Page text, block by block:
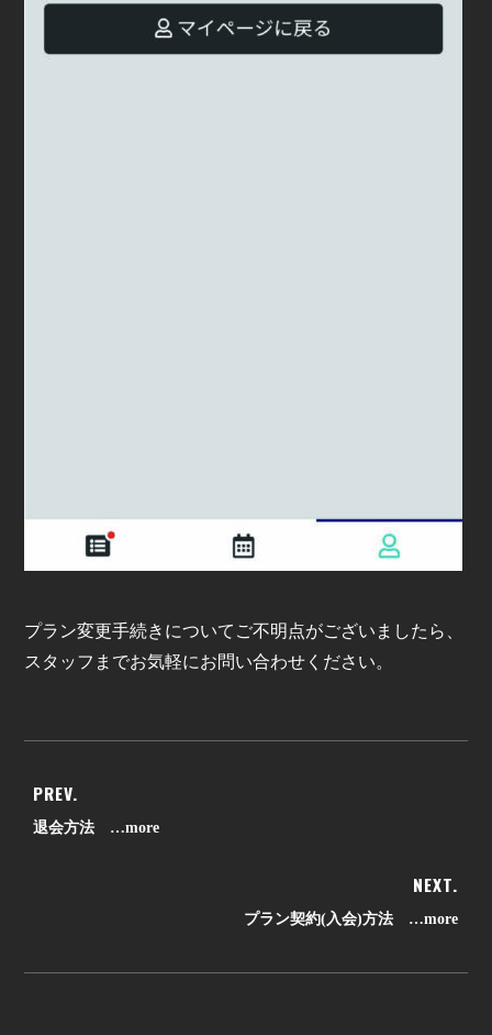
プラン変更手続きについてご不明点がございましたら、
スタッフまでお気軽にお問い合わせください。
PREV.
退会方法 …more
NEXT.
プラン契約(入会)方法 …more